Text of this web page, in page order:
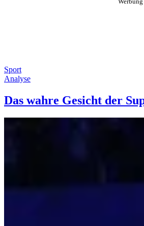
Sport
Analyse
Das wahre Gesicht der